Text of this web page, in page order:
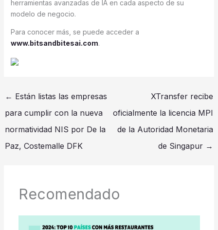
herramientas avanzadas de IA en cada aspecto de su
modelo de negocio.
Para conocer más, se puede acceder a
www.bitsandbitesai.com.
← Están listas las empresas
para cumplir con la nueva
normatividad NIS por De la
Paz, Costemalle DFK
XTransfer recibe
oficialmente la licencia MPI
de la Autoridad Monetaria
de Singapur →
Recomendado